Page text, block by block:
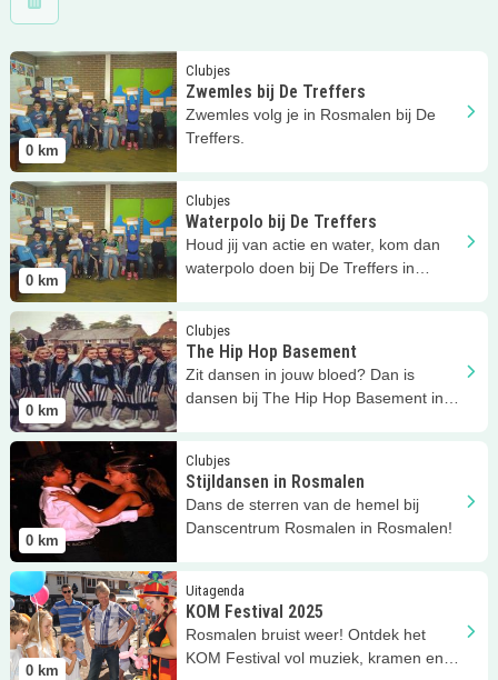
Wis filters
0 km
Clubjes
Zwemles bij De Treffers
Zwemles volg je in Rosmalen bij De
Treffers.
Lees meer Zwemles bij De Treffers
0 km
Clubjes
Waterpolo bij De Treffers
Houd jij van actie en water, kom dan
waterpolo doen bij De Treffers in
Lees meer Waterpolo bij De Treffers
0 km
Clubjes
The Hip Hop Basement
Zit dansen in jouw bloed? Dan is
dansen bij The Hip Hop Basement in
Lees meer The Hip Hop Basement
0 km
Clubjes
Stijldansen in Rosmalen
Dans de sterren van de hemel bij
Danscentrum Rosmalen in Rosmalen!
Lees meer Stijldansen in Rosmalen
0 km
Uitagenda
KOM Festival 2025
Rosmalen bruist weer! Ontdek het
KOM Festival vol muziek, kramen en
Lees meer KOM Festival 2025